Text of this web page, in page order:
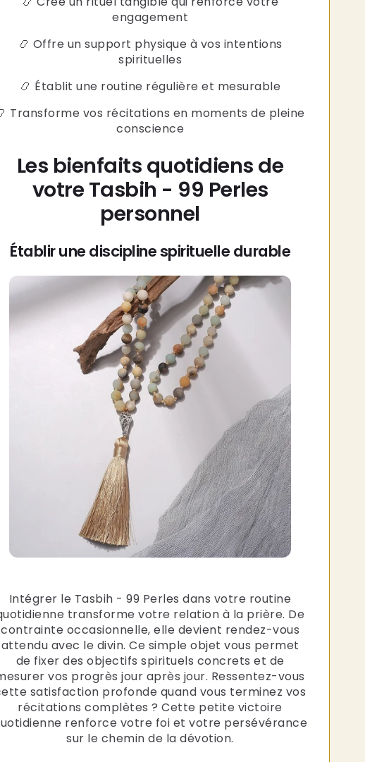
engagement
📿 Offre un support physique à vos intentions
spirituelles
📿 Établit une routine régulière et mesurable
Transforme vos récitations en moments de pleine
conscience
Les bienfaits quotidiens de
votre Tasbih - 99 Perles
personnel
Établir une discipline spirituelle durable
Intégrer le Tasbih - 99 Perles dans votre routine
transforme votre relation à la prière. De
contrainte occasionnelle, elle devient rendez-vous
attendu avec le divin. Ce simple objet vous permet
de fixer des objectifs spirituels concrets et de
vos progrès jour après jour. Ressentez-vous
satisfaction profonde quand vous terminez vos
récitations complètes ? Cette petite victoire
renforce votre foi et votre persévérance
sur le chemin de la dévotion.